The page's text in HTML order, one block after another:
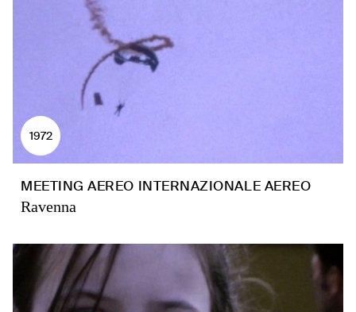
1972
MEETING AEREO INTERNAZIONALE AEREO
Ravenna